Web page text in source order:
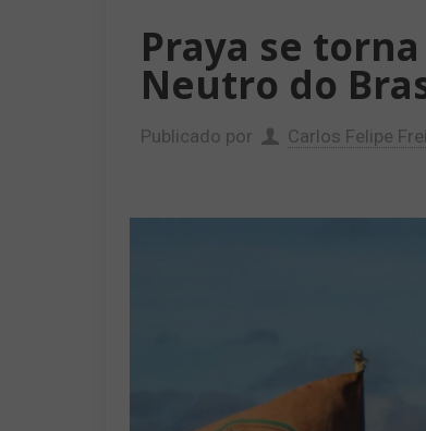
Praya se
Neutro do
Publicado por Carlos Felipe